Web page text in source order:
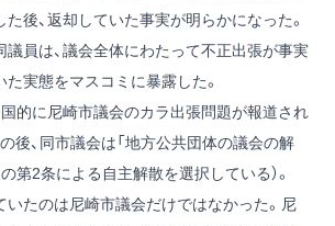
後、返却していた事実が明らかになった。
員は、議会全体にわたって不正出張が事実
実態をマスコミに暴露した。
国的に尼崎市議会のカラ出張問題が報道され
後、同市議会は「地方公共団体の議会の解
第2条による自主解散を選択している）。
いたのは尼崎市議会だけではなかった。尼